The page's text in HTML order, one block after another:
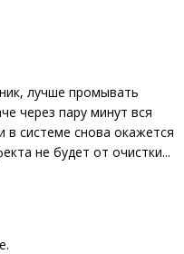
лучше промывать
через пару минут вся
в системе снова окажется
не будет от очистки...